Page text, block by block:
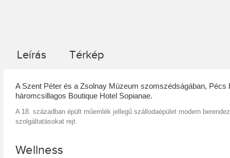
Leírás Térkép
A Szent Péter és a Zsolnay Múzeum szomszédságában, Pécs
háromcsillagos Boutique Hotel Sopianae.
A 18. században épült műemlék jellegű szállodaépület modern
szolgáltatásokat rejt.
Wellness